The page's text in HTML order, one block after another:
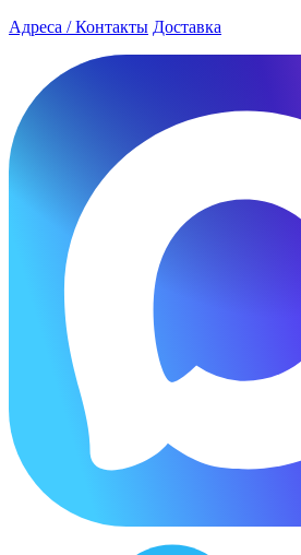
Адреса / Контакты Доставка